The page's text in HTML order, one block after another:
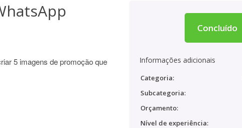
5 imagens de promoção que
Concluído
Informações adicionais
Categoria:
Subcategoria:
Orçamento:
Nível de experiência: